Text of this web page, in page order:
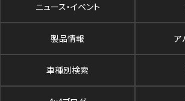
ニュース・イベント
製品情報 ア
車種別検索